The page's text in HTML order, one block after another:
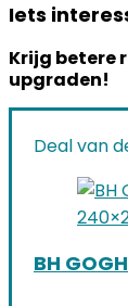
Iets
Krijg betere
upgraden!
Deal van
BH